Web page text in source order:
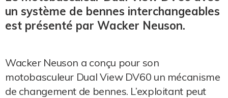
un système de bennes interchangeables
est présenté par Wacker Neuson.
Wacker Neuson a conçu pour son
motobasculeur Dual View DV60 un mécanisme
de changement de bennes. L’exploitant peut